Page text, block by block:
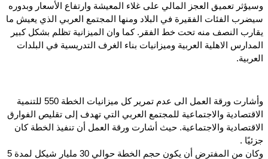
وسيؤثر تعميق العجز المالي على غلاء المعيشة وارتفاع الأسعار وبدوره
سيضرب الفئات الفقيرة في البلاد ومنها المجتمع العربي الذي يعيش ما
يقارب النصف منه تحت خط الفقر. كما وان الميزانية تظلم بشكل كبير
المدارس الاهلية العربية وميزانيات بناء الغرف التدريسية في البلدات
العربية.
وأشارت ورقة العمل الى عدم تمرير كل ميزانيات الخطة 550 للتنمية
الاقتصادية والاجتماعية للمجتمع العربي التي تهدف إلى تقليص الفوارق
الاقتصادية والاجتماعية. حيث أشارت ورقة العمل أن تنفيذ الخطة كان
جزئيًا .
وكان من المفترض أن يكون حجم الخطة حوالي 30 مليار شيكل لمدة 5